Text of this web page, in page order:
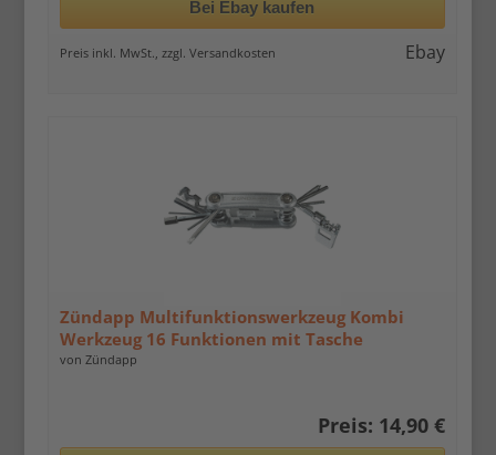
Bei Ebay kaufen
Preis inkl. MwSt., zzgl. Versandkosten Ebay
Zündapp Multifunktionswerkzeug Kombi
Werkzeug 16 Funktionen mit Tasche
von Zündapp
Preis: 14,90 €